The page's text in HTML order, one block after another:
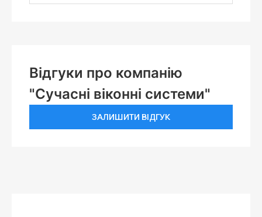
Відгуки про компанію
"Сучасні віконні системи"
ЗАЛИШИТИ ВІДГУК